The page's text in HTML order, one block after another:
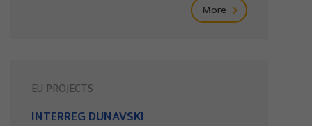
More
EU PROJECTS
INTERREG DUNAVSKI